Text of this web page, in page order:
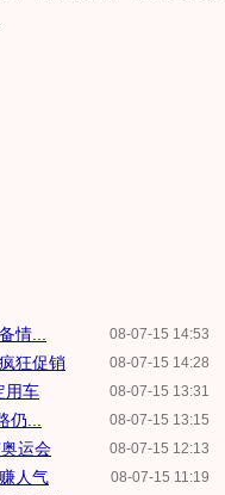
08-07-15 14:53
情...
08-07-15 14:28
狂促销
08-07-15 13:31
用车
08-07-15 13:15
...
08-07-15 12:13
运会
08-07-15 11:19
人气